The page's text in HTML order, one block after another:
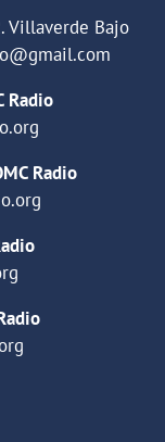
Villaverde Bajo
Radio
Radio